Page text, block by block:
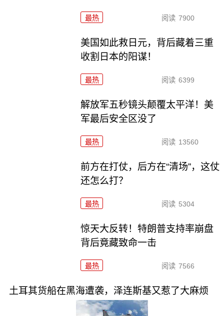
最热 阅读 7900
美国如此救日元，背后藏着三重
收割日本的阳谋！
最热 阅读 6399
解放军五秒镜头颠覆太平洋！美
军最后安全区没了
最热 阅读 13560
前方在打仗，后方在“清场”，这仗
还怎么打？
最热 阅读 5304
惊天大反转！特朗普支持率崩盘
背后竟藏致命一击
最热 阅读 7566
土耳其货船在黑海遭袭，泽连斯基又惹了大麻烦